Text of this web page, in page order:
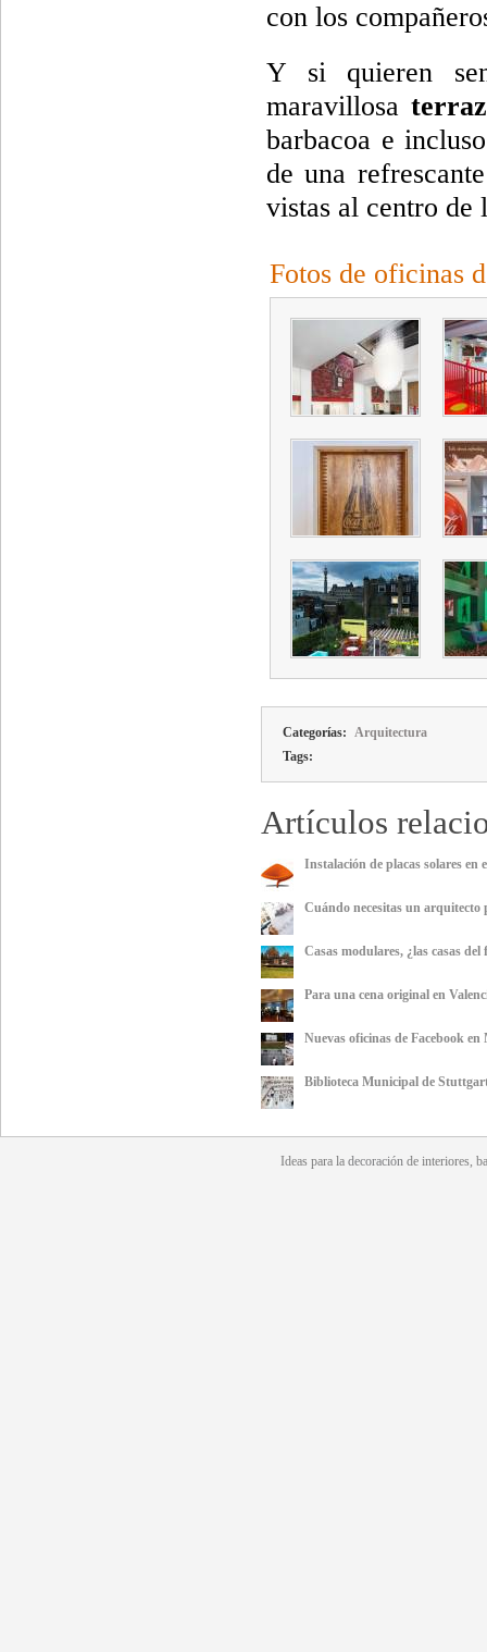
con los
Y si quieren
maravillosa
barbacoa e
de una
vistas al centro de
Fotos de oficinas
Categorías: Arquitectura
Tags:
Artículos
Instalación de placas solares en
Cuándo necesitas un
Casas modulares, ¿las casas
Para una cena original en
Nuevas oficinas de Facebook
Biblioteca Municipal de
Ideas para ladecoración de interiores,